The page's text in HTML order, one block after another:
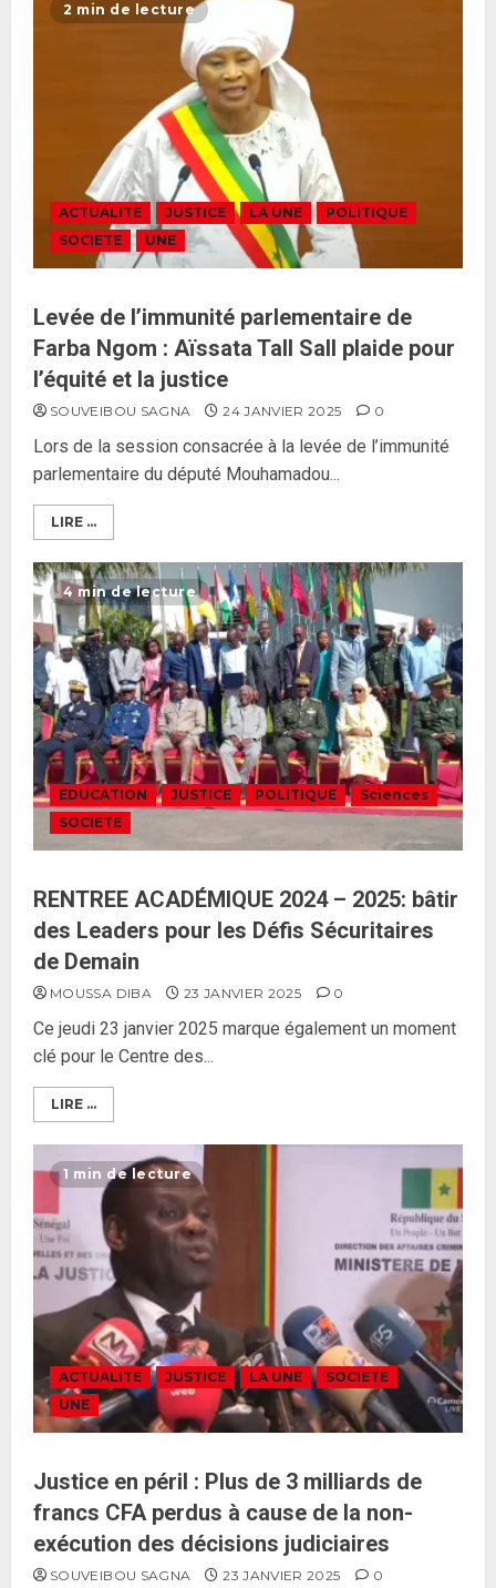
2 min de lecture
ACTUALITE JUSTICE LA UNE
POLITIQUE
SOCIETE
UNE
Levée de l’immunité parlementaire de
Farba Ngom : Aïssata Tall Sall plaide pour
l’équité et la justice
SOUVEIBOU SAGNA 24 JANVIER 2025 0
Lors de la session consacrée à la levée de l’immunité
parlementaire du député Mouhamadou...
LIRE ...
4 min de lecture
EDUCATION JUSTICE POLITIQUE
Sciences
SOCIETE
RENTREE ACADÉMIQUE 2024 – 2025: bâtir
des Leaders pour les Défis Sécuritaires
de Demain
MOUSSA DIBA 23 JANVIER 2025 0
Ce jeudi 23 janvier 2025 marque également un moment
clé pour le Centre des...
LIRE ...
1 min de lecture
ACTUALITE JUSTICE LA UNE
SOCIETE
UNE
Justice en péril : Plus de 3 milliards de
francs CFA perdus à cause de la non-
exécution des décisions judiciaires
SOUVEIBOU SAGNA 23 JANVIER 2025 0